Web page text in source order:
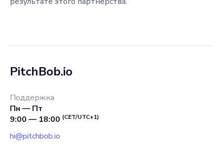
PitchBob.io
Поддержка
Пн — Пт
9:00 — 18:00 (CET/UTC+1)
hi@pitchbob.io